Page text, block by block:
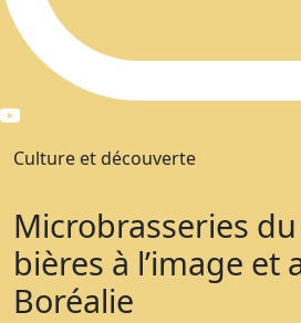
Culture et découverte
Microbrasseries du
bières à l’image et
Boréalie